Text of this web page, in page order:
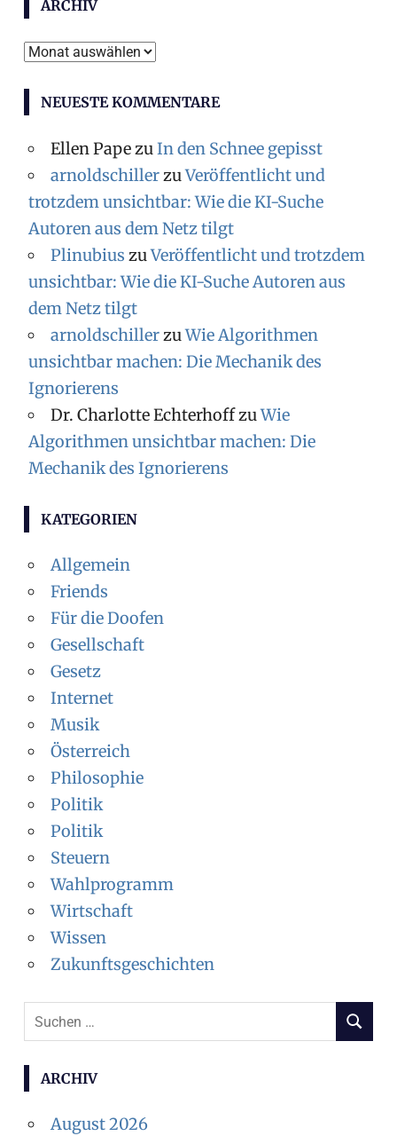
ARCHIV
Archiv
NEUESTE KOMMENTARE
Ellen PapezuIn den Schnee gepisst
arnoldschillerzuVeröffentlicht und
trotzdem unsichtbar: Wie die KI-Suche
Autoren aus dem Netz tilgt
Plinubius zuVeröffentlicht und trotzdem
unsichtbar: Wie die KI-Suche Autoren aus
dem Netz tilgt
arnoldschillerzuWie Algorithmen
unsichtbar machen: Die Mechanik des
Ignorierens
Dr. Charlotte EchterhoffzuWie
Algorithmen unsichtbar machen: Die
Mechanik des Ignorierens
KATEGORIEN
Allgemein
Friends
Für die Doofen
Gesellschaft
Gesetz
Internet
Musik
Österreich
Philosophie
Politik
Politik
Steuern
Wahlprogramm
Wirtschaft
Wissen
Zukunftsgeschichten
Suchen
nach:
SUCHEN
ARCHIV
August 2026